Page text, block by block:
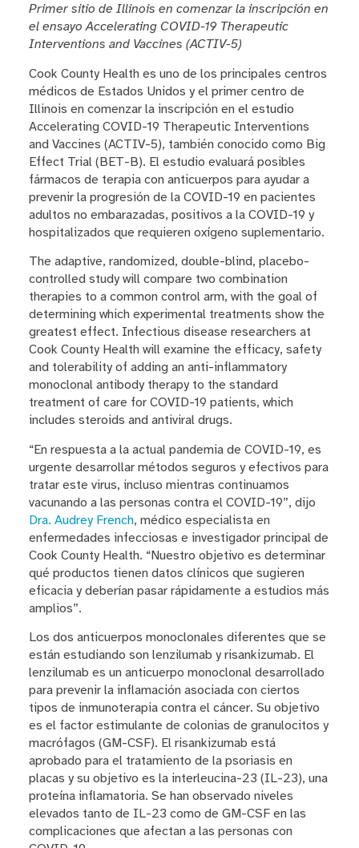
Primer sitio de Illinois en comenzar la inscripción en
el ensayo Accelerating COVID-19 Therapeutic
Interventions and Vaccines (ACTIV-5)
Cook County Health es uno de los principales centros
médicos de Estados Unidos y el primer centro de
Illinois en comenzar la inscripción en el estudio
Accelerating COVID-19 Therapeutic Interventions
and Vaccines (ACTIV-5), también conocido como Big
Effect Trial (BET-B). El estudio evaluará posibles
fármacos de terapia con anticuerpos para ayudar a
prevenir la progresión de la COVID-19 en pacientes
adultos no embarazadas, positivos a la COVID-19 y
hospitalizados que requieren oxígeno suplementario.
The adaptive, randomized, double-blind, placebo-
controlled study will compare two combination
therapies to a common control arm, with the goal of
determining which experimental treatments show the
greatest effect. Infectious disease researchers at
Cook County Health will examine the efficacy, safety
and tolerability of adding an anti-inflammatory
monoclonal antibody therapy to the standard
treatment of care for COVID-19 patients, which
includes steroids and antiviral drugs.
“En respuesta a la actual pandemia de COVID-19, es
urgente desarrollar métodos seguros y efectivos para
tratar este virus, incluso mientras continuamos
vacunando a las personas contra el COVID-19”, dijo
Dra. Audrey French, médico especialista en
enfermedades infecciosas e investigador principal de
Cook County Health. “Nuestro objetivo es determinar
qué productos tienen datos clínicos que sugieren
eficacia y deberían pasar rápidamente a estudios más
amplios”.
Los dos anticuerpos monoclonales diferentes que se
están estudiando son lenzilumab y risankizumab. El
lenzilumab es un anticuerpo monoclonal desarrollado
para prevenir la inflamación asociada con ciertos
tipos de inmunoterapia contra el cáncer. Su objetivo
es el factor estimulante de colonias de granulocitos y
macrófagos (GM-CSF). El risankizumab está
aprobado para el tratamiento de la psoriasis en
placas y su objetivo es la interleucina-23 (IL-23), una
proteína inflamatoria. Se han observado niveles
elevados tanto de IL-23 como de GM-CSF en las
complicaciones que afectan a las personas con